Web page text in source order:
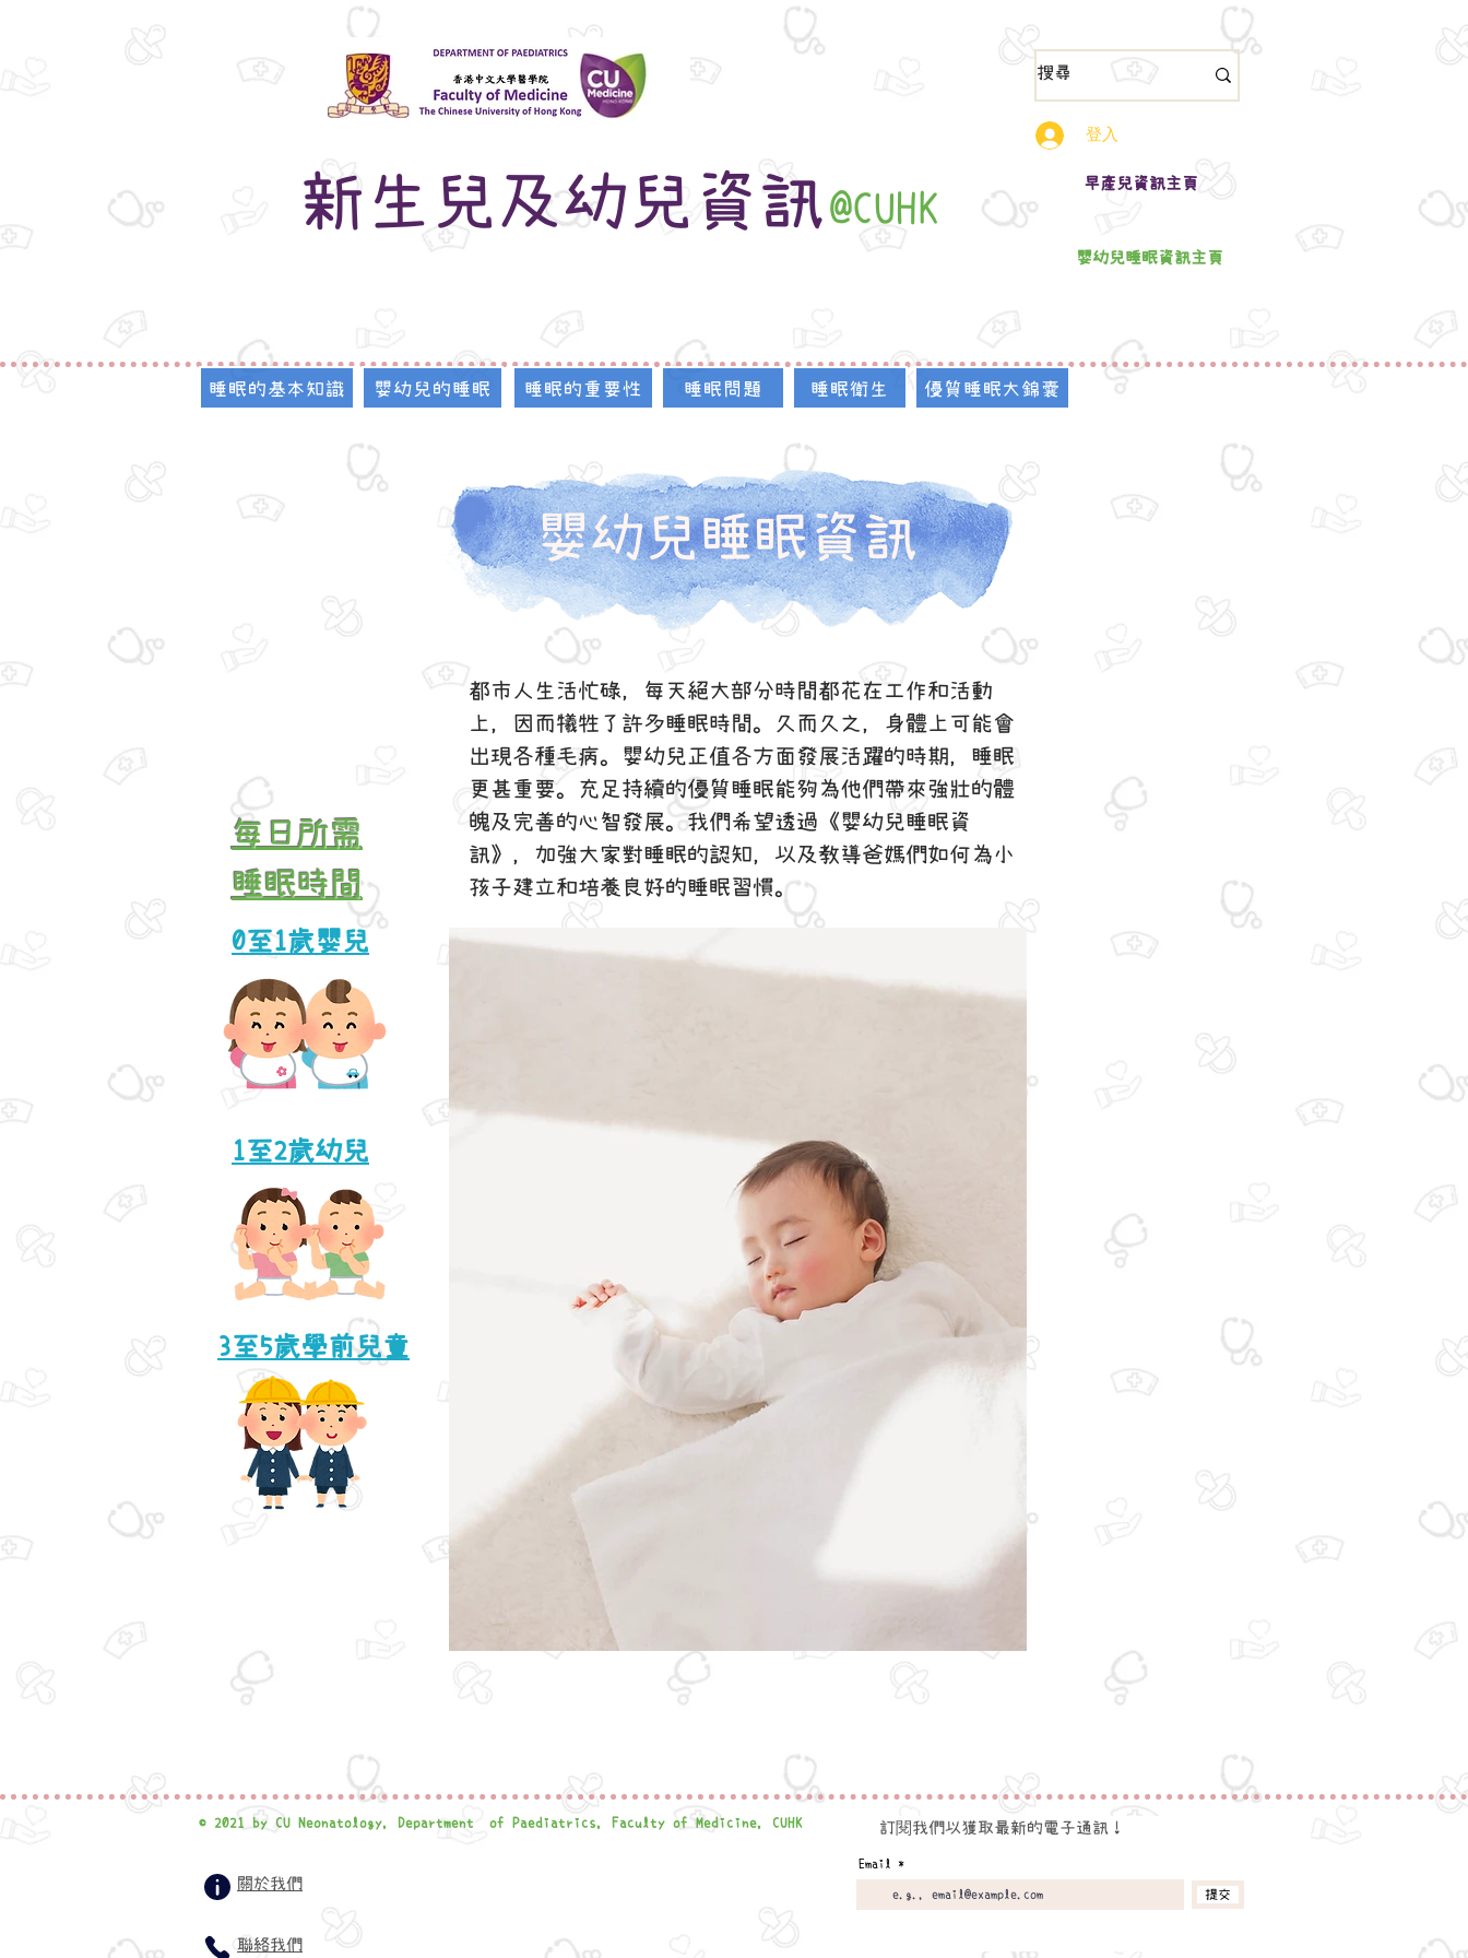
新生兒及幼兒資訊@CUHK
登入
​早產兒資訊主頁
嬰幼兒睡眠資訊主頁
睡眠的基本知識 嬰幼兒的睡眠 睡眠的重要性 睡眠問題 睡眠衛生 優質睡眠大錦囊
​嬰幼兒睡眠資訊
每日所需
睡眠時間
0至1歲嬰兒
1至2歲幼兒
3至5歲學前兒童
都市人生活忙碌，每天絕大部分時間都花在工作和活動
上，因而犧牲了許多睡眠時間。久而久之，身體上可能會
出現各種毛病。嬰幼兒正值各方面發展活躍的時期，睡眠
更甚重要。充足持續的優質睡眠能夠為他們帶來強壯的體
魄及完善的心智發展。我們希望透過《嬰幼兒睡眠資
訊》，加強大家對睡眠的認知，以及教導爸媽們如何為小
孩子建立和培養良好的睡眠習慣。
© 2021 by CU Neonatology, Department of Paediatrics, Faculty of Medicine, CUHK
關於我們
訂閱我們以獲取最新的電子通訊！
Email
提交
聯絡我們